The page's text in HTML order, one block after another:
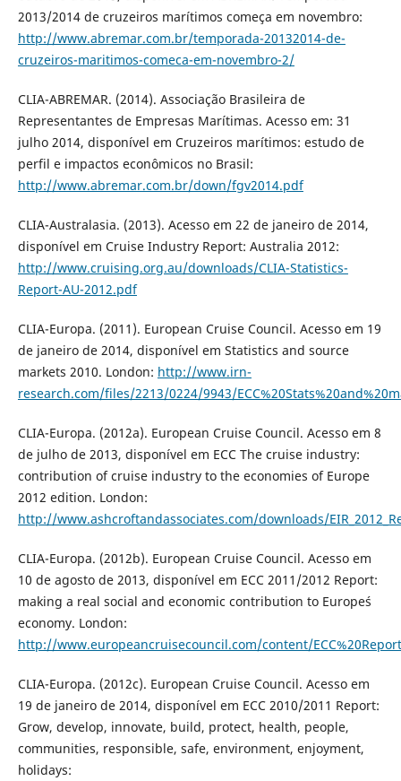
2013/2014 de cruzeiros marítimos começa em novembro:
http://www.abremar.com.br/temporada-20132014-de-
cruzeiros-maritimos-comeca-em-novembro-2/
CLIA-ABREMAR. (2014). Associação Brasileira de
Representantes de Empresas Marítimas. Acesso em: 31
julho 2014, disponível em Cruzeiros marítimos: estudo de
perfil e impactos econômicos no Brasil:
http://www.abremar.com.br/down/fgv2014.pdf
CLIA-Australasia. (2013). Acesso em 22 de janeiro de 2014,
disponível em Cruise Industry Report: Australia 2012:
http://www.cruising.org.au/downloads/CLIA-Statistics-
Report-AU-2012.pdf
CLIA-Europa. (2011). European Cruise Council. Acesso em 19
de janeiro de 2014, disponível em Statistics and source
markets 2010. London: http://www.irn-
research.com/files/2213/0224/9943/
CLIA-Europa. (2012a). European Cruise Council. Acesso em 8
de julho de 2013, disponível em ECC The cruise industry:
contribution of cruise industry to the economies of Europe
2012 edition. London:
http://www.ashcroftandassociates.com/downloads/
CLIA-Europa. (2012b). European Cruise Council. Acesso em
10 de agosto de 2013, disponível em ECC 2011/2012 Report:
making a real social and economic contribution to Europe´s
economy. London:
http://www.europeancruisecouncil.com/content/
CLIA-Europa. (2012c). European Cruise Council. Acesso em
19 de janeiro de 2014, disponível em ECC 2010/2011 Report:
Grow, develop, innovate, build, protect, health, people,
communities, responsible, safe, environment, enjoyment,
holidays: